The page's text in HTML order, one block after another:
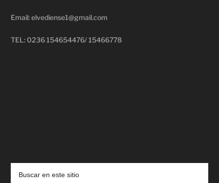
Email: elvediense1@gmail.com
TEL: 0236 154654476/ 15466778